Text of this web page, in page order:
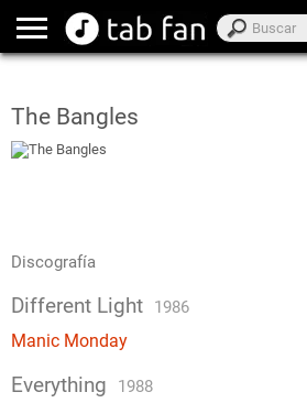
The Bangles
Discografía
Different Light 1986
Manic Monday
Everything 1988